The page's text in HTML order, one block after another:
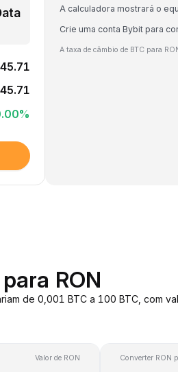
%
A calculadora mostrará o
Crie uma conta Bybit para
A taxa de câmbio de BTC para
RON
de 0,001 BTC a 100 BTC, com
Valor de RON Converter RON